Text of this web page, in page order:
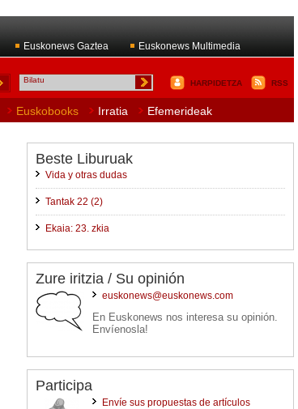
Euskonews Gaztea Euskonews Multimedia
HARPIDETZA RSS
Euskobooks Irratia Efemerideak
Beste Liburuak
Vida y otras dudas
Tantak 22 (2)
Ekaia: 23. zkia
Zure iritzia / Su opinión
euskonews@euskonews.com
En Euskonews nos interesa su opinión.
Envíenosla!
Participa
Envíe sus propuestas de artículos